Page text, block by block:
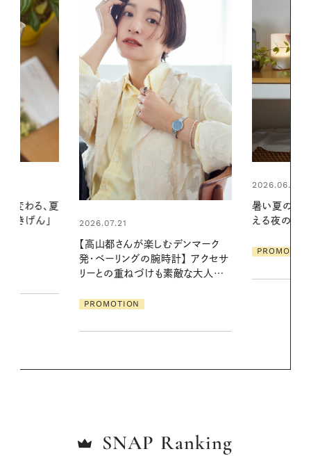
2026.06.01
える夜の爽やかご褒美ケア
PROMOTION
2026.06.01
真夏に向け
やりジェルと
ア
SNAP Ranking